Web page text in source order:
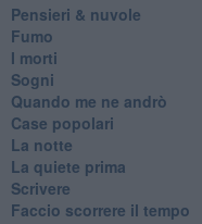
Pensieri & nuvole
Fumo
I morti
Sogni
Quando me ne andrò
Case popolari
La notte
La quiete prima
Scrivere
Faccio scorrere il tempo